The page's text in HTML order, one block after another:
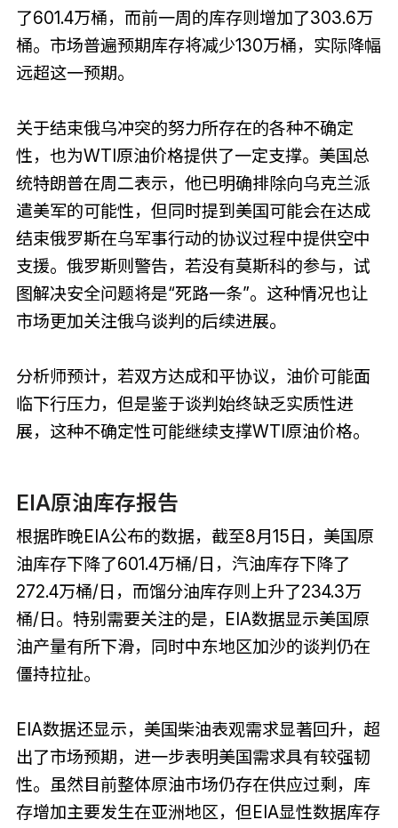
了601.4万桶，而前一周的库存则增加了303.6万
桶。市场普遍预期库存将减少130万桶，实际降幅
远超这一预期。
关于结束俄乌冲突的努力所存在的各种不确定
性，也为WTI原油价格提供了一定支撑。美国总
统特朗普在周二表示，他已明确排除向乌克兰派
遣美军的可能性，但同时提到美国可能会在达成
结束俄罗斯在乌军事行动的协议过程中提供空中
支援。俄罗斯则警告，若没有莫斯科的参与，试
图解决安全问题将是“死路一条”。这种情况也让
市场更加关注俄乌谈判的后续进展。
分析师预计，若双方达成和平协议，油价可能面
临下行压力，但是鉴于谈判始终缺乏实质性进
展，这种不确定性可能继续支撑WTI原油价格。
EIA原油库存报告
根据昨晚EIA公布的数据，截至8月15日，美国原
油库存下降了601.4万桶/日，汽油库存下降了
272.4万桶/日，而馏分油库存则上升了234.3万
桶/日。特别需要关注的是，EIA数据显示美国原
油产量有所下滑，同时中东地区加沙的谈判仍在
僵持拉扯。
EIA数据还显示，美国柴油表观需求显著回升，超
出了市场预期，进一步表明美国需求具有较强韧
性。虽然目前整体原油市场仍存在供应过剩，库
存增加主要发生在亚洲地区，但EIA显性数据库存